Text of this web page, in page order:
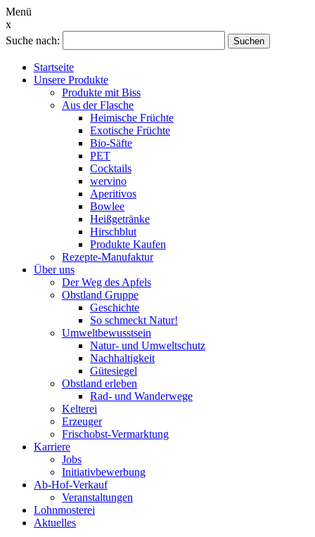
Menü
x
Suche nach:
Suchen
Startseite
Unsere Produkte
Produkte mit Biss
Aus der Flasche
Heimische Früchte
Exotische Früchte
Bio-Säfte
PET
Cocktails
wervino
Aperitivos
Bowlee
Heißgetränke
Hirschblut
Produkte Kaufen
Rezepte-Manufaktur
Über uns
Der Weg des Apfels
Obstland Gruppe
Geschichte
So schmeckt Natur!
Umweltbewusstsein
Natur- und Umweltschutz
Nachhaltigkeit
Gütesiegel
Obstland erleben
Rad- und Wanderwege
Kelterei
Erzeuger
Frischobst-Vermarktung
Karriere
Jobs
Initiativbewerbung
Ab-Hof-Verkauf
Veranstaltungen
Lohnmosterei
Aktuelles